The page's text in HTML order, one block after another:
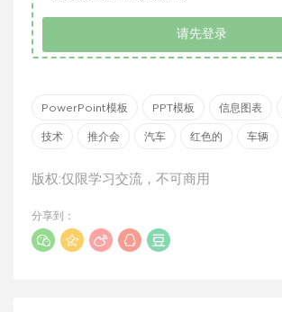
请先登录
PowerPoint模板 PPT模板 信息图表
技术 推介会 汽车 红色的 车辆
版权:仅限学习交流，不可商用
分享到：